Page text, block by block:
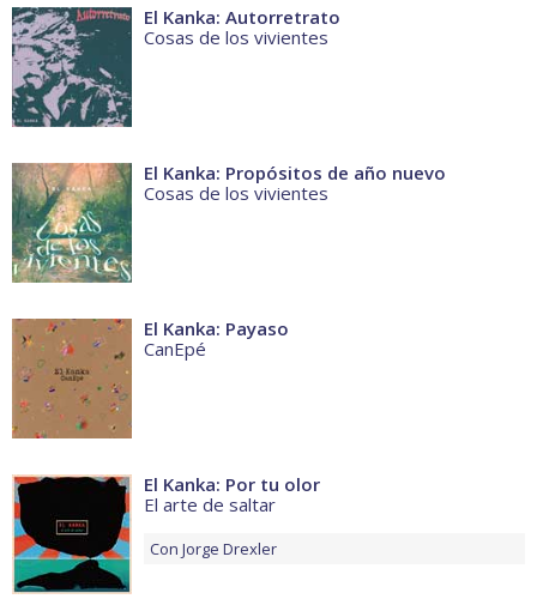
El Kanka: Autorretrato
Cosas de los vivientes
El Kanka: Propósitos de año nuevo
Cosas de los vivientes
El Kanka: Payaso
CanEpé
El Kanka: Por tu olor
El arte de saltar
Con Jorge Drexler